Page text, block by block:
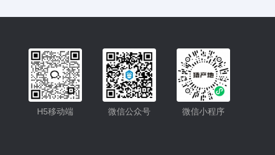
微信小程序
微信公众号
H5移动端